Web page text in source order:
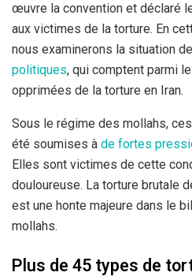
œuvre la convention et déclaré
aux victimes de la torture. En
nous examinerons la situation
politiques, qui comptent parmi
opprimées de la torture en Iran.
Sous le régime des mollahs,
été soumises à de fortes
Elles sont victimes de cette
douloureuse. La torture brutale
est une honte majeure dans le
mollahs.
Plus de 45 types de